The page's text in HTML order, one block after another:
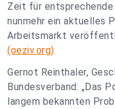
Zeit für entsprechende
nunmehr ein aktuelles
Arbeitsmarkt
(oeziv.org)
Gernot Reinthaler,
Bundesverband: „Das
langem bekannten